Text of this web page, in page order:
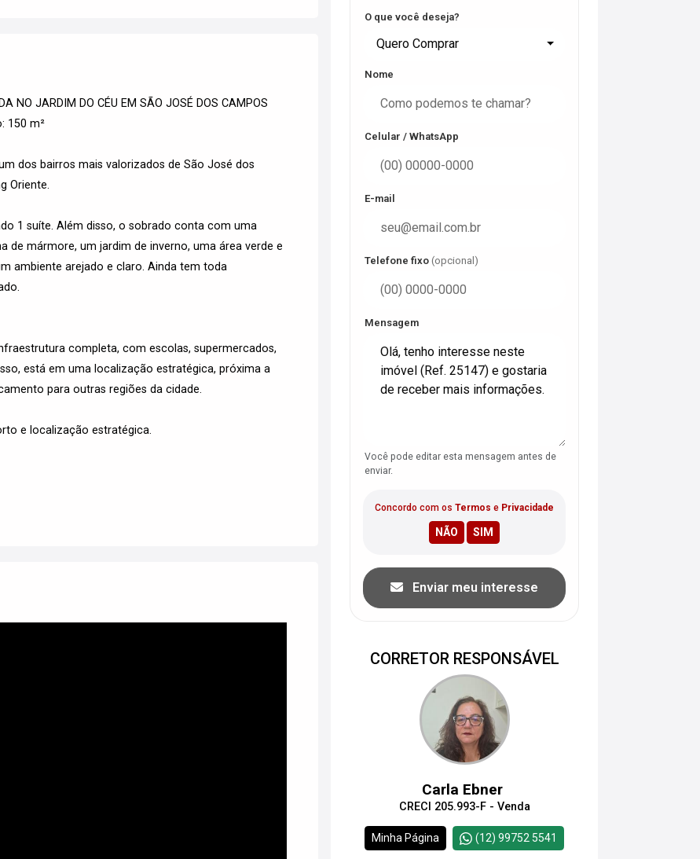
NO JARDIM DO CÉU EM SÃO JOSÉ DOS CAMPOS
150 m²
dos bairros mais valorizados de São José dos
Oriente.
1 suíte. Além disso, o sobrado conta com uma
mármore, um jardim de inverno, uma área verde e
ambiente arejado e claro. Ainda tem toda
completa, com escolas, supermercados,
está em uma localização estratégica, próxima a
para outras regiões da cidade.
e localização estratégica.
O que você deseja?
Quero Comprar
Nome
Celular / WhatsApp
E-mail
Telefone fixo (opcional)
Mensagem
Você pode editar esta mensagem antes de
enviar.
Concordo com os Termos e Privacidade
Enviar meu interesse
CORRETOR RESPONSÁVEL
Carla Ebner
CRECI 205.993-F - Venda
Minha Página (12) 99752 5541